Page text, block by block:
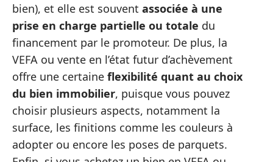
bien), et elle est souvent associée à une
prise en charge partielle ou totale du
financement par le promoteur. De plus, la
VEFA ou vente en l’état futur d’achèvement
offre une certaine flexibilité quant au choix
du bien immobilier, puisque vous pouvez
choisir plusieurs aspects, notamment la
surface, les finitions comme les couleurs à
adopter ou encore les poses de parquets.